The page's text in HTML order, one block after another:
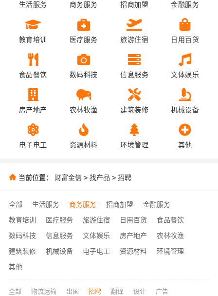
生活服务 商务服务 招商加盟 金融服务
教育培训 医疗服务 旅游住宿 日用百货
食品餐饮 数码科技 信息服务 文体娱乐
房产地产 农林牧渔 建筑装修 机械设备
电子电工 资源材料 环境管理 其他
当前位置： 财富金信 > 找产品 > 招聘
全部 生活服务 商务服务 招商加盟
金融服务
教育培训
医疗服务 旅游住宿 日用百货
食品餐饮
数码科技
信息服务 文体娱乐 房产地产
农林牧渔
建筑装修
机械设备 电子电工 资源材料
环境管理
其他
全部 物流运输 出国 招聘 翻译 设计 广告